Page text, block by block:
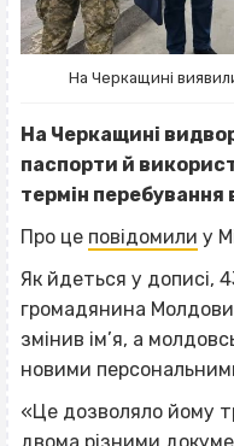
На Черкащині
На Черкащині
паспорти й
термін перебування
Про це повідомили у
Як йдеться у дописі,
громадянина Молдови
змінив ім’я, а
новими
«Це дозволяло йому